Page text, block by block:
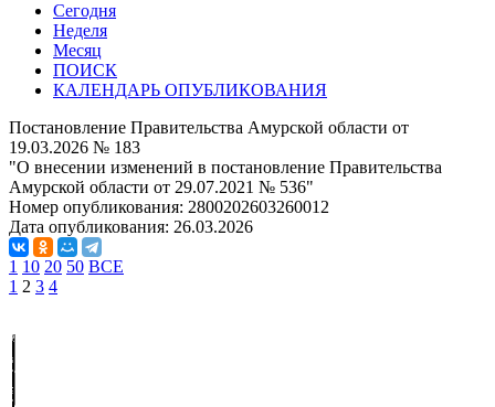
Сегодня
Неделя
Месяц
ПОИСК
КАЛЕНДАРЬ ОПУБЛИКОВАНИЯ
Постановление Правительства Амурской области от
19.03.2026 № 183
"О внесении изменений в постановление Правительства
Амурской области от 29.07.2021 № 536"
Номер опубликования: 2800202603260012
Дата опубликования: 26.03.2026
1 10 20 50 ВСЕ
1 2 3 4